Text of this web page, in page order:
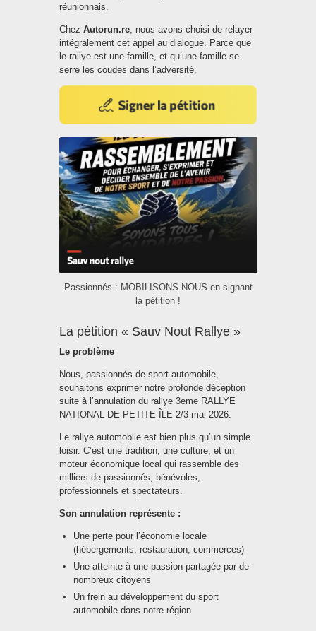
réunionnais.
Chez Autorun.re, nous avons choisi de relayer
intégralement cet appel au dialogue. Parce que
le rallye est une famille, et qu’une famille se
serre les coudes dans l’adversité.
Passionnés : MOBILISONS-NOUS en signant
la pétition !
La pétition « Sauv Nout Rallye »
Le problème
Nous, passionnés de sport automobile,
souhaitons exprimer notre profonde déception
suite à l’annulation du rallye 3eme RALLYE
NATIONAL DE PETITE ÎLE 2/3 mai 2026.
Le rallye automobile est bien plus qu’un simple
loisir. C’est une tradition, une culture, et un
moteur économique local qui rassemble des
milliers de passionnés, bénévoles,
professionnels et spectateurs.
Son annulation représente :
Une perte pour l’économie locale
(hébergements, restauration, commerces)
Une atteinte à une passion partagée par de
nombreux citoyens
Un frein au développement du sport
automobile dans notre région